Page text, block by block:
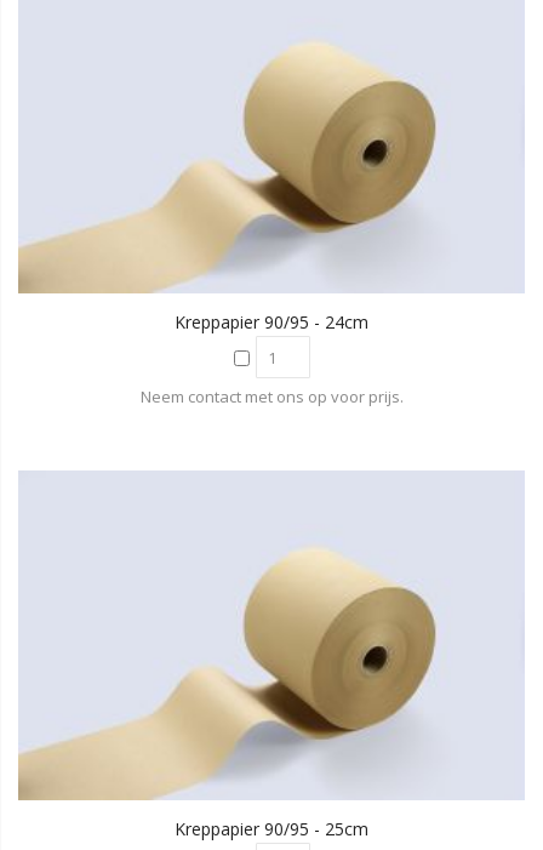
Kreppapier 90/95 - 24cm
Neem contact met ons op voor prijs.
Kreppapier 90/95 - 25cm